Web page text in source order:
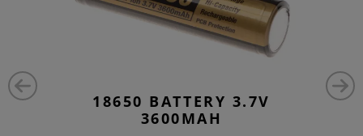
18650 BATTERY 3.7V
3600MAH